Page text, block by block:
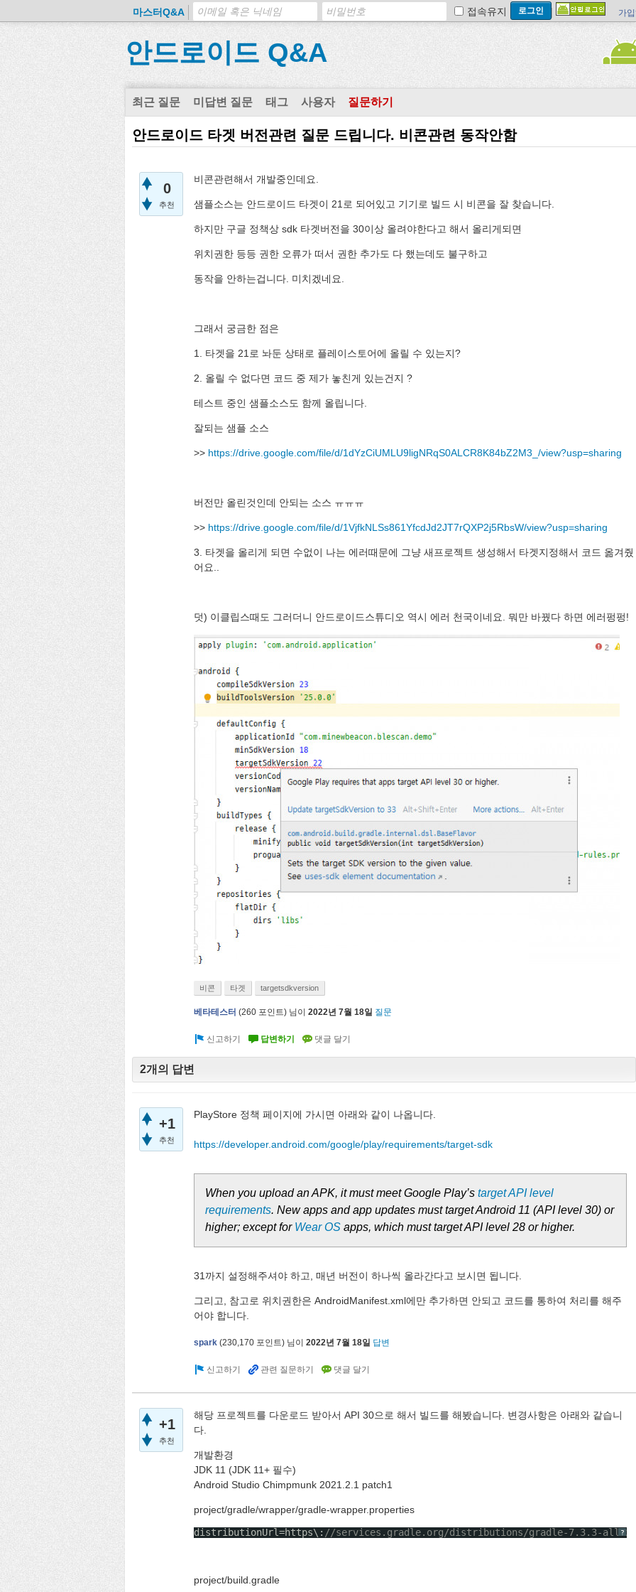
마스터Q&A 접속유지 가
안드로이드 Q&A
최근 질문 미답변 질문 태그 사용자 질문하기
안드로이드 타겟 버전관련 질문 드립니다. 비콘관련 동작안함
0
추천
비콘관련해서 개발중인데요.
샘플소스는 안드로이드 타겟이 21로 되어있고 기기로 빌드 시 비콘을 잘 찾습니다.
하지만 구글 정책상 sdk 타겟버전을 30이상 올려야한다고 해서 올리게되면
위치권한 등등 권한 오류가 떠서 권한 추가도 다 했는데도 불구하고
동작을 안하는겁니다. 미치겠네요.
그래서 궁금한 점은
1. 타겟을 21로 놔둔 상태로 플레이스토어에 올릴 수 있는지?
2. 올릴 수 없다면 코드 중 제가 놓친게 있는건지 ?
테스트 중인 샘플소스도 함께 올립니다.
잘되는 샘플 소스
>> https://drive.google.com/file/d/1dYzCiUMLU9ligNRqS0ALCR8K84bZ2M3_/view?usp=sharing
버전만 올린것인데 안되는 소스 ㅠㅠㅠ
>> https://drive.google.com/file/d/1VjfkNLSs861YfcdJd2JT7rQXP2j5RbsW/view?usp=sharing
3. 타겟을 올리게 되면 수없이 나는 에러때문에 그냥 새프로젝트 생성해서 타겟지정해서 코드 옮겨줬
어요..
덧) 이클립스때도 그러더니 안드로이드스튜디오 역시 에러 천국이네요. 뭐만 바꿨다 하면 에러펑펑!
비콘 타겟 targetsdkversion
베타테스터 (260 포인트) 님이 2022년 7월 18일 질문
2개의 답변
+1
추천
PlayStore 정책 페이지에 가시면 아래와 같이 나옵니다.
https://developer.android.com/google/play/requirements/target-sdk
When you upload an APK, it must meet Google Play’s target API level
requirements. New apps and app updates must target Android 11 (API level 30) or
higher; except for Wear OS apps, which must target API level 28 or higher.
31까지 설정해주셔야 하고, 매년 버전이 하나씩 올라간다고 보시면 됩니다.
그리고, 참고로 위치권한은 AndroidManifest.xml에만 추가하면 안되고 코드를 통하여 처리를 해주
어야 합니다.
spark (230,170 포인트) 님이 2022년 7월 18일 답변
+1
추천
해당 프로젝트를 다운로드 받아서 API 30으로 해서 빌드를 해봤습니다. 변경사항은 아래와 같습니
다.
개발환경
JDK 11 (JDK 11+ 필수)
Android Studio Chimpmunk 2021.2.1 patch1
project/gradle/wrapper/gradle-wrapper.properties
?
distributionUrl=https\: //services.gradle.org/distributions/gradle-7.3.3-
project/build.gradle